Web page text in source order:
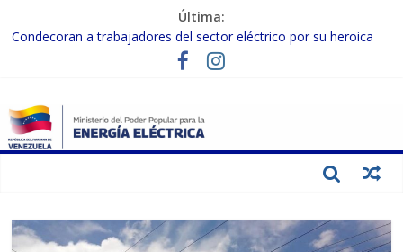
Última:
Condecoran a trabajadores del sector eléctrico por su heroica
labor tras el doble sismo del 24-J
Gobierno Nacional coordina acciones con el sector privado para
Inspeccionan trabajos de rehabilitación en instalaciones del SEN
en Carabobo
Gobierno Nacional activa plan preventivo para fortalecer el SEN